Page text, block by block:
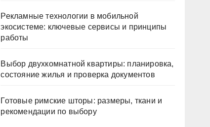
Рекламные технологии в мобильной
экосистеме: ключевые сервисы и принципы
работы
Выбор двухкомнатной квартиры: планировка,
состояние жилья и проверка документов
Готовые римские шторы: размеры, ткани и
рекомендации по выбору